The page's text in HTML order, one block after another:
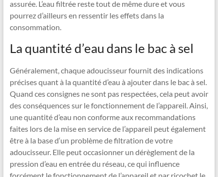
assurée. L’eau filtrée reste tout de même dure et vous
pourrez d’ailleurs en ressentir les effets dans la
consommation.
La quantité d’eau dans le bac à sel
Généralement, chaque adoucisseur fournit des indications
précises quant à la quantité d’eau à ajouter dans le bac à sel.
Quand ces consignes ne sont pas respectées, cela peut avoir
des conséquences sur le fonctionnement de l’appareil. Ainsi,
une quantité d’eau non conforme aux recommandations
faites lors de la mise en service de l’appareil peut également
être à la base d‘un problème de filtration de votre
adoucisseur. Elle peut occasionner un dérèglement de la
pression d’eau en entrée du réseau, ce qui influence